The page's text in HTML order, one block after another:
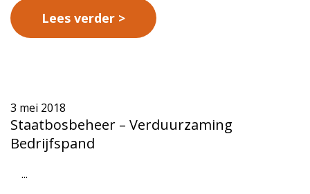
Lees verder
3 mei 2018
Staatbosbeheer – Verduurzaming
Bedrijfspand
...